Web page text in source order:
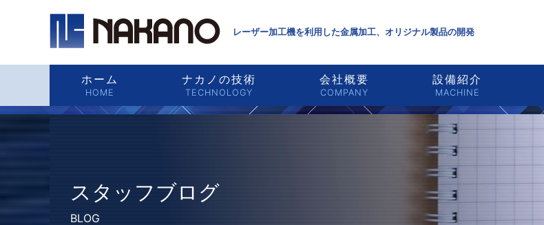
レーザー加工機を利用した金属加工、オリジナル製品の開発
ホーム
HOME
ナカノの技術
TECHNOLOGY
会社概要
COMPANY
設備紹介
MACHINE
スタッフブログ
BLOG